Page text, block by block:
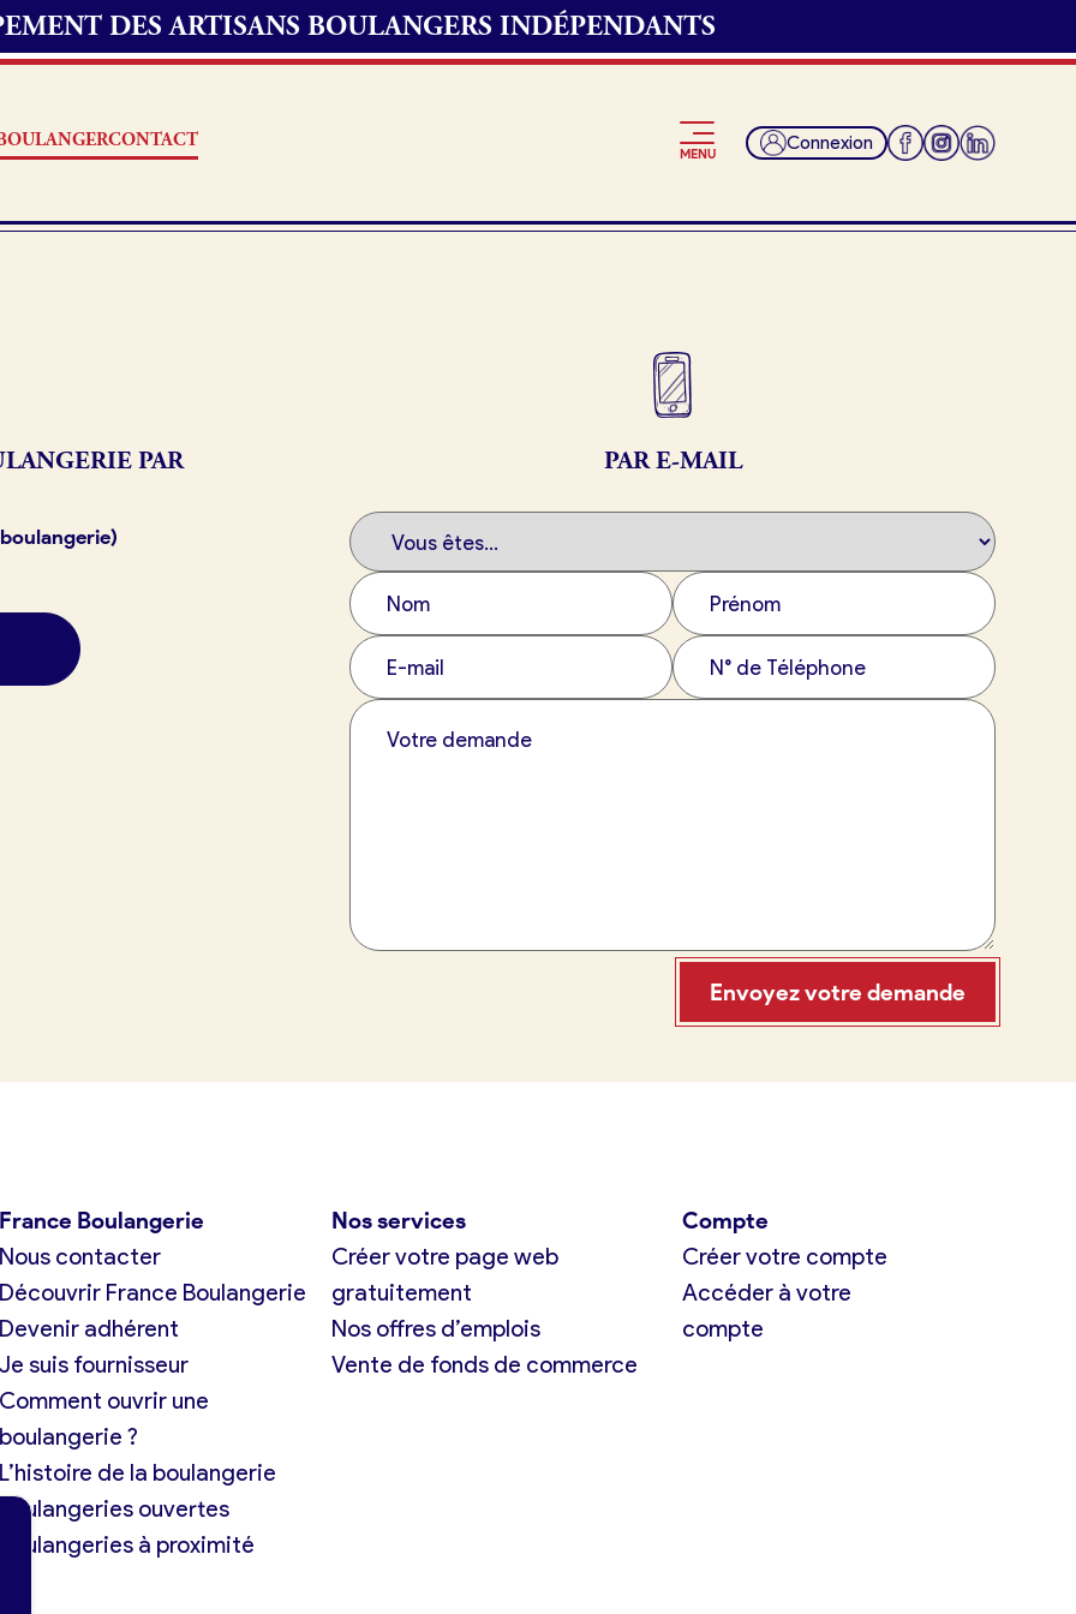
DES ARTISANS BOULANGERS INDÉPENDANTS
CONTACT
MENU Connexion
Je suis fournisseur
PAR
PAR E-MAIL
Envoyez votre demande
France Boulangerie
contacter
Découvrir France Boulangerie
Devenir adhérent
Je suis fournisseur
Comment ouvrir une
boulangerie ?
L’histoire de la boulangerie
Boulangeries ouvertes
Boulangeries à proximité
Nos services
Créer votre page web
gratuitement
Nos offres d’emplois
Vente de fonds de commerce
Compte
Créer votre compte
Accéder à votre
compte